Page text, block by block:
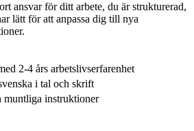
ansvar för ditt arbete, du är strukturerad,
lätt för att anpassa dig till nya
2-4 års arbetslivserfarenhet
i tal och skrift
instruktioner